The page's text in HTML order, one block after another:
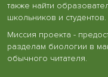
также найти
школьников и студентов.
Миссия проекта -
разделам биологии в
обычного читателя.